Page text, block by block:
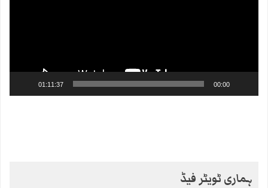
00:00
01:11:37
ہماری ٹویٹر فیڈ